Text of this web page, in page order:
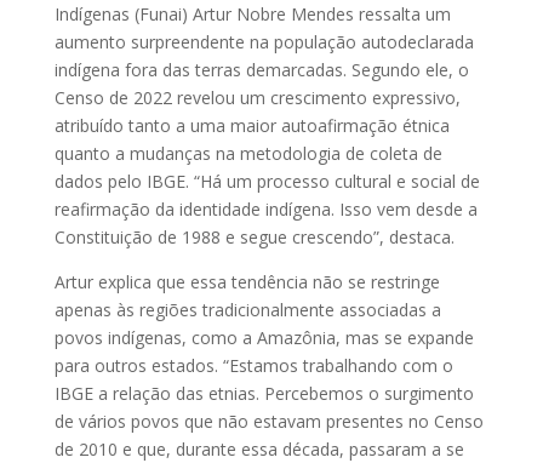
Indígenas (Funai) Artur Nobre Mendes ressalta um
aumento surpreendente na população autodeclarada
indígena fora das terras demarcadas. Segundo ele, o
Censo de 2022 revelou um crescimento expressivo,
atribuído tanto a uma maior autoafirmação étnica
quanto a mudanças na metodologia de coleta de
dados pelo IBGE. “Há um processo cultural e social de
reafirmação da identidade indígena. Isso vem desde a
Constituição de 1988 e segue crescendo”, destaca.
Artur explica que essa tendência não se restringe
apenas às regiões tradicionalmente associadas a
povos indígenas, como a Amazônia, mas se expande
para outros estados. “Estamos trabalhando com o
IBGE a relação das etnias. Percebemos o surgimento
de vários povos que não estavam presentes no Censo
de 2010 e que, durante essa década, passaram a se